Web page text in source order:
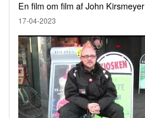
En film om film af John Kirsmeyer
17-04-2023